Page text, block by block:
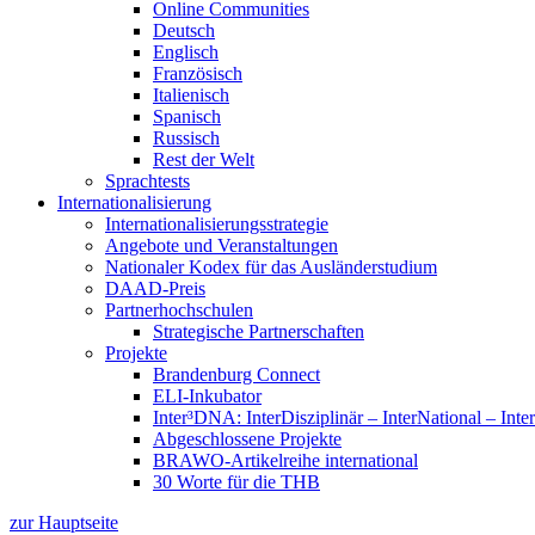
Online Communities
Deutsch
Englisch
Französisch
Italienisch
Spanisch
Russisch
Rest der Welt
Sprachtests
Internationalisierung
Internationalisierungsstrategie
Angebote und Veranstaltungen
Nationaler Kodex für das Ausländerstudium
DAAD-Preis
Partnerhochschulen
Strategische Partnerschaften
Projekte
Brandenburg Connect
ELI-Inkubator
Inter³DNA: InterDisziplinär – InterNational –
Abgeschlossene Projekte
BRAWO-Artikelreihe international
30 Worte für die THB
zur Hauptseite